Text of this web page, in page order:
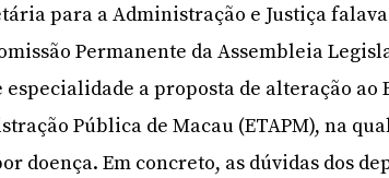
para a Administração e Justiça
Permanente da Assembleia
especialidade a proposta de alteração ao
Pública de Macau (ETAPM), na
doença. Em concreto, as dúvidas dos